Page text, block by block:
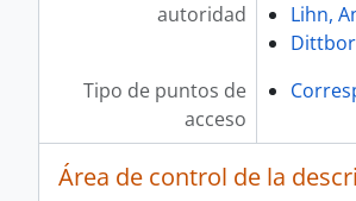
autoridad
Lihn,
Tipo de puntos de
acceso
Área de control de la